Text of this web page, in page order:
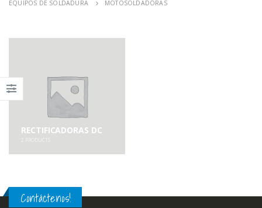
EQUIPOS DE SOLDADURA
MOTOSOLDADORAS
RECTIFICADORAS DC
Contáctenos!